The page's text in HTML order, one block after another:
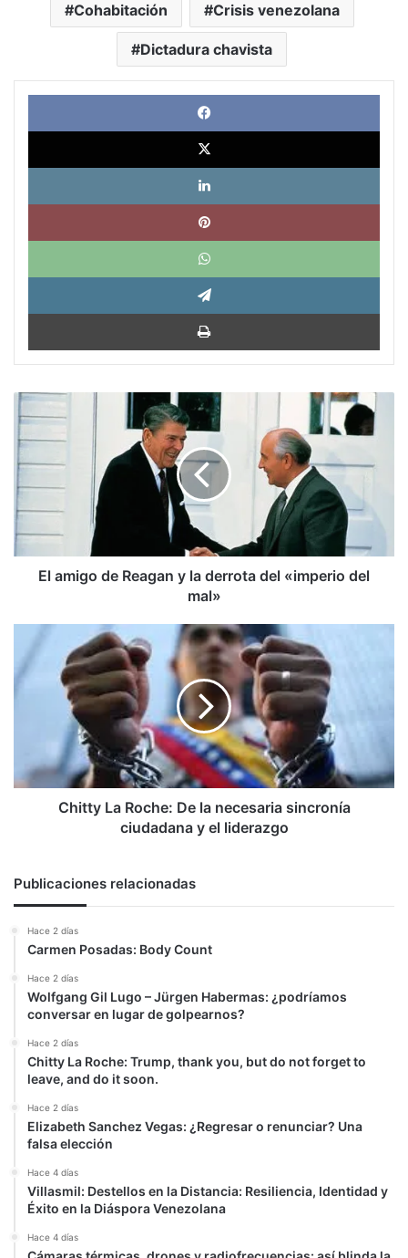
Cohabitación Crisis venezolana
Dictadura chavista
X
El
amigo
de
la
derrota
del
«imperio
El amigo de Reagan y la derrota del «imperio del
mal»
ciudadana
y
Chitty La Roche: De la necesaria sincronía
ciudadana y el liderazgo
Publicaciones relacionadas
Hace 2 días
Carmen Posadas: Body Count
Hace 2 días
Wolfgang Gil Lugo – Jürgen Habermas: ¿podríamos
conversar en lugar de golpearnos?
Hace 2 días
Chitty La Roche: Trump, thank you, but do not forget to
leave, and do it soon.
Hace 2 días
Elizabeth Sanchez Vegas: ¿Regresar o renunciar? Una
falsa elección
Hace 4 días
Villasmil: Destellos en la Distancia: Resiliencia, Identidad y
Éxito en la Diáspora Venezolana
Hace 4 días